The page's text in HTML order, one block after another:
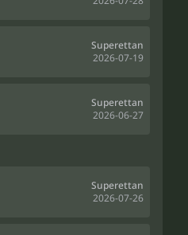
Superettan
2026-07-19
Superettan
2026-06-27
Superettan
2026-07-26